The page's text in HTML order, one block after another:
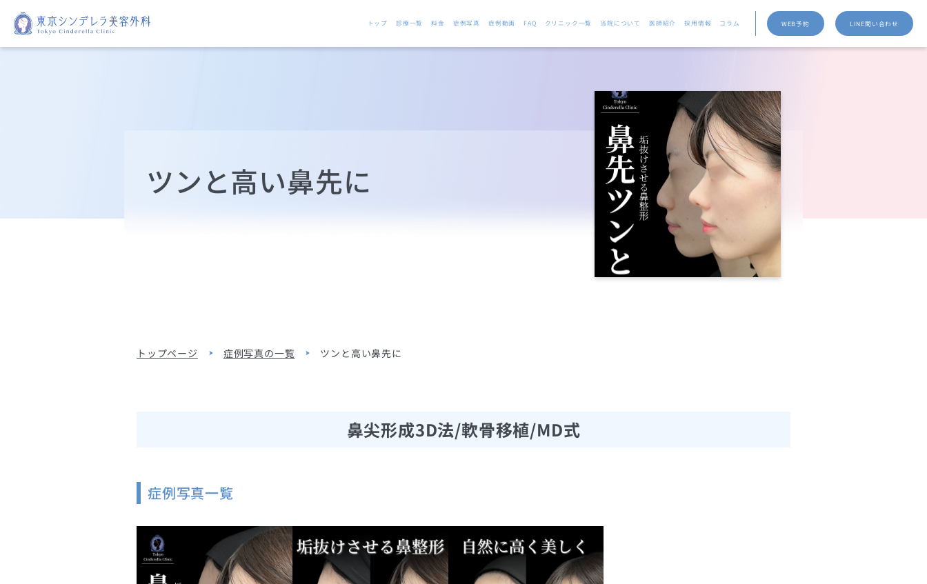
トップ 診療一覧 料金 症例写真 症例動画 FAQ クリニック一覧 当院について 医師紹介 採用情報 コラム WEB予約 LINE問い合わせ
ツンと高い鼻先に
トップページ 症例写真の一覧 ツンと高い鼻先に
鼻尖形成3D法/軟骨移植/MD式
症例写真一覧